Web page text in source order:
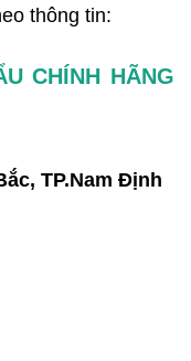
thông tin:
CHÍNH HÃNG
TP.Nam Định